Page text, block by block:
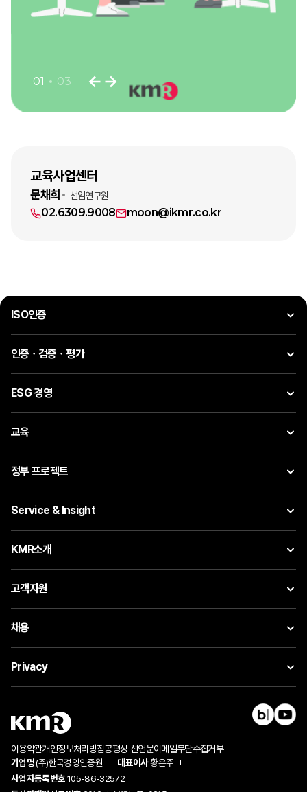
01 03
교육사업센터
문채희 선임연구원
02.6309.9008 moon@ikmr.co.kr
ISO인증
인증ㆍ검증ㆍ평가
ESG 경영
교육
정부 프로젝트
Service & Insight
KMR소개
고객지원
채용
Privacy
이용약관개인정보처리방침공평성 선언문이메일무단수집거부
기업명(주)한국경영인증원 대표이사황은주
사업자등록번호105-86-32572